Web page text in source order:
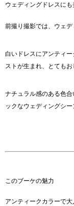
ウェディングドレスに
前撮り撮影では、ウェデ
白いドレスにアンティ
ストが生まれ、とてもお
ナチュラル感のある色
ックなウェディングシー
このブーケの魅力
アンティークカラーで大